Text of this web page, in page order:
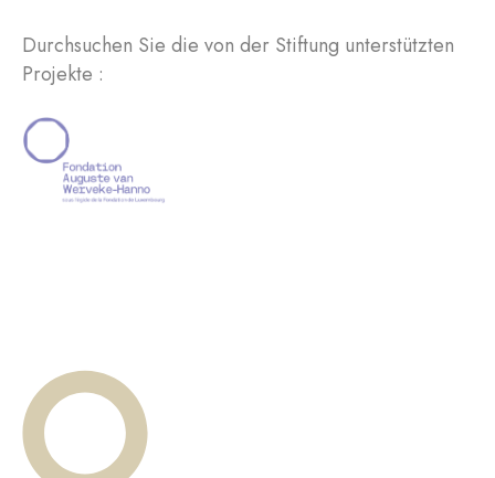
Durchsuchen Sie die von der Stiftung unterstützten
Projekte :